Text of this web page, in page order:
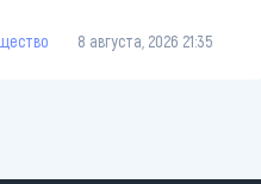
8 августа, 2026 21:35